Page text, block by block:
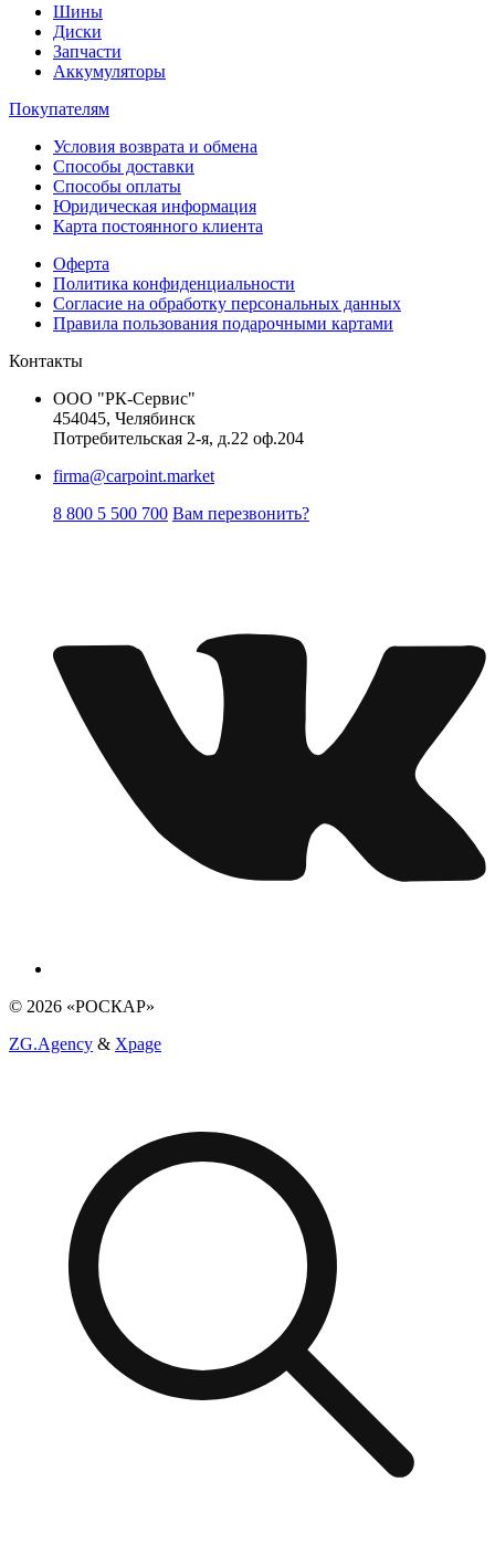
Шины
Диски
Запчасти
Аккумуляторы
Покупателям
Условия возврата и обмена
Способы доставки
Способы оплаты
Юридическая информация
Карта постоянного клиента
Оферта
Политика конфиденциальности
Согласие на обработку персональных данных
Правила пользования подарочными картами
Контакты
ООО "РК-Сервис"
454045, Челябинск
Потребительская 2-я, д.22 оф.204
firma@carpoint.market
8 800 5 500 700 Вам перезвонить?
© 2026 «РОСКАР»
ZG.Agency & Xpage